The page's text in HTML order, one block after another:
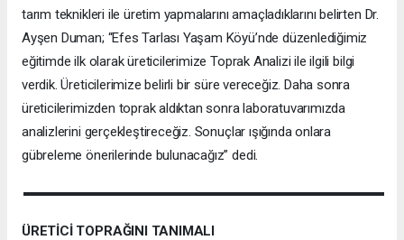
tarım teknikleri ile üretim yapmalarını amaçladıklarını belirten Dr.
Ayşen Duman; “Efes Tarlası Yaşam Köyü’nde düzenlediğimiz
eğitimde ilk olarak üreticilerimize Toprak Analizi ile ilgili bilgi
verdik. Üreticilerimize belirli bir süre vereceğiz. Daha sonra
üreticilerimizden toprak aldıktan sonra laboratuvarımızda
analizlerini gerçekleştireceğiz. Sonuçlar ışığında onlara
gübreleme önerilerinde bulunacağız” dedi.
ÜRETİCİ TOPRAĞINI TANIMALI